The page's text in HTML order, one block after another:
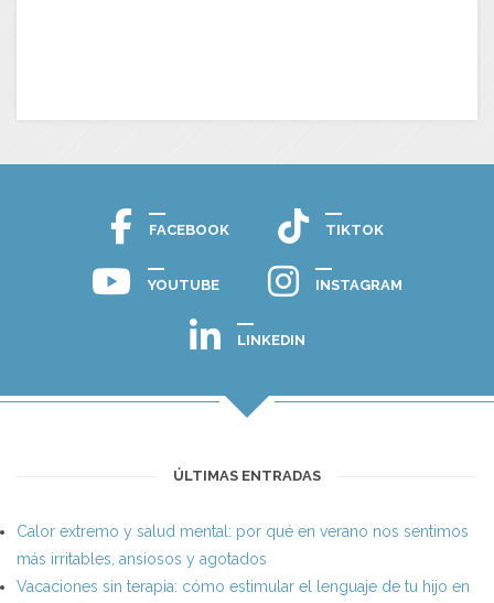
FACEBOOK TIKTOK
YOUTUBE INSTAGRAM
LINKEDIN
ÚLTIMAS ENTRADAS
Calor extremo y salud mental: por qué en verano nos sentimos
más irritables, ansiosos y agotados
Vacaciones sin terapia: cómo estimular el lenguaje de tu hijo en